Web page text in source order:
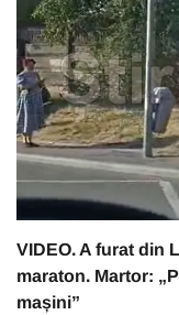
VIDEO. A furat din
maraton. Martor:
mașini”